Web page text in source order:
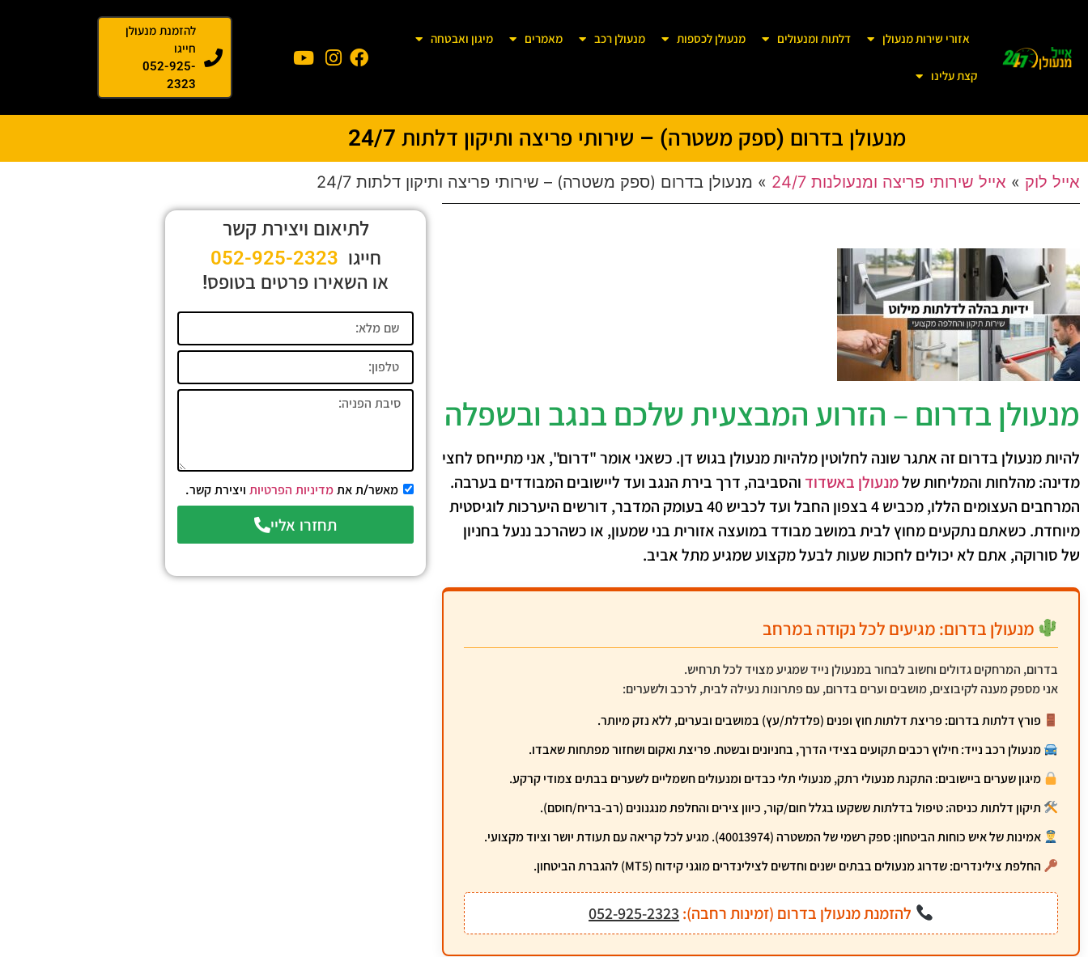
אזורי שירות מנעולן דלתות ומנעולים מנעולן לכספות מנעולן רכב מאמרים מיגון ואבטחה
קצת עלינו
להזמנת מנעולן
חייגו
052-925-
2323
מנעולן בדרום (ספק משטרה) – שירותי פריצה ותיקון דלתות 24/7
אייל לוק » אייל שירותי פריצה ומנעולנות 24/7 » מנעולן בדרום (ספק משטרה) – שירותי פריצה ותיקון דלתות 24/7
מנעולן בדרום – הזרוע המבצעית שלכם בנגב ובשפלה
להיותמנעולן בדרוםזה אתגר שונה לחלוטין מלהיות מנעולן בגוש דן. כשאני אומר "דרום", אני מתייחס לחצי
מדינה: מהלחות והמליחות שלמנעולן באשדוד והסביבה, דרך בירת הנגב ועד ליישובים המבודדים בערבה.
המרחבים העצומים הללו, מכביש 4 בצפון החבל ועד לכביש 40 בעומק המדבר, דורשים היערכות לוגיסטית
מיוחדת. כשאתם נתקעים מחוץ לבית במושב מבודד במועצה אזורית בני שמעון, או כשהרכב ננעל בחניון
של סורוקה, אתם לא יכולים לחכות שעות לבעל מקצוע שמגיע מתל אביב.
מנעולן בדרום: מגיעים לכל נקודה במרחב
בדרום, המרחקים גדולים וחשוב לבחור במנעולן נייד שמגיע מצויד לכל תרחיש.
אני מספק מענה לקיבוצים, מושבים וערים בדרום, עם פתרונות נעילה לבית, לרכב ולשערים:
פורץ דלתות בדרום: פריצת דלתות חוץ ופנים (פלדלת/עץ) במושבים ובערים, ללא נזק מיותר.
מנעולן רכב נייד:חילוץ רכבים תקועים בצידי הדרך, בחניונים ובשטח. פריצת ואקום ושחזור מפתחות שאבדו.
מיגון שערים ביישובים: התקנת מנעולי רתק, מנעולי תלי כבדים ומנעולים חשמליים לשערים בבתים צמודי קרקע.
תיקון דלתות כניסה:טיפול בדלתות ששקעו בגלל חום/קור, כיוון צירים והחלפת מנגנונים (רב-בריח/חוסם).
אמינות של איש כוחות הביטחון:ספק רשמי של המשטרה (40013974). מגיע לכל קריאה עם תעודת יושר וציוד מקצועי.
החלפת צילינדרים:שדרוג מנעולים בבתים ישנים וחדשים לצילינדרים מוגני קידוח (MT5) להגברת הביטחון.
להזמנת מנעולן בדרום (זמינות רחבה): 052-925-2323
לתיאום ויצירת קשר
חייגו 052-925-2323
או השאירו פרטים בטופס!
מאשר/ת את מדיניות הפרטיות ויצירת קשר.
תחזרו אליי